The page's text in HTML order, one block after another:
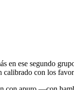
en ese segundo
calibrado con los